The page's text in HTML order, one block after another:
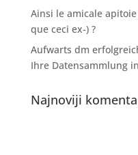
Ainsi le amicale
que ceci ex-) ?
Aufwarts dm
Ihre Datensammlung
Najnoviji